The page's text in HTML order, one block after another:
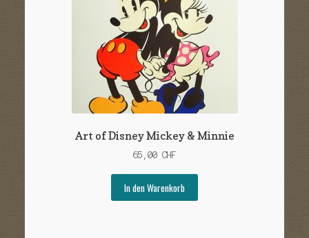
Art of Disney Mickey & Minnie
65,00 CHF
In den Warenkorb